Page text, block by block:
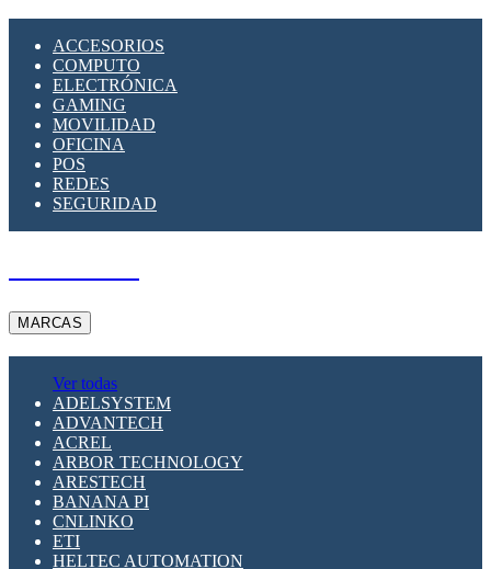
SUPRESOR DE TRANSIENTES SPDS PARA
APLICACIONES FOTOVOLTAICAS
ACCESORIOS
COMPUTO
ELECTRÓNICA
GAMING
MOVILIDAD
OFICINA
POS
REDES
SEGURIDAD
MARCAS
Ver todas
ADELSYSTEM
ADVANTECH
ACREL
ARBOR TECHNOLOGY
ARESTECH
BANANA PI
CNLINKO
ETI
HELTEC AUTOMATION